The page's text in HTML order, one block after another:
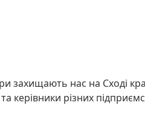
захищають нас на Сході
керівники різних